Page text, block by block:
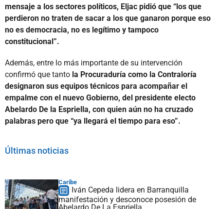
mensaje a los sectores políticos, Eljac pidió que “los que
perdieron no traten de sacar a los que ganaron porque eso
no es democracia, no es legítimo y tampoco
constitucional”.
Además, entre lo más importante de su intervención
confirmó que tanto la Procuraduría como la Contraloría
designaron sus equipos técnicos para acompañar el
empalme con el nuevo Gobierno, del presidente electo
Abelardo De la Espriella, con quien aún no ha cruzado
palabras pero que “ya llegará el tiempo para eso”.
Últimas noticias
Caribe
Iván Cepeda lidera en Barranquilla
manifestación y desconoce posesión de
Abelardo De La Espriella